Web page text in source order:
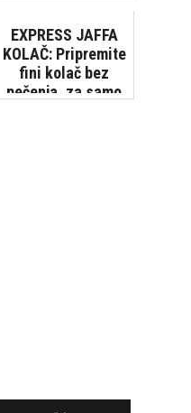
EXPRESS JAFFA
KOLAČ: Pripremite
fini kolač bez
pečenja, za samo